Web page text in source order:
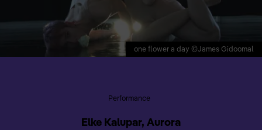
one flower a day ©James Gidoomal
Performance
Elke Kalupar, Aurora